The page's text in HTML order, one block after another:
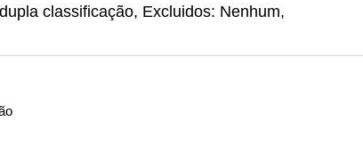
classificação, Excluidos: Nenhum,